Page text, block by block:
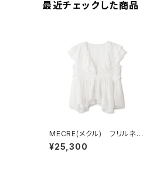
最近チェックした商品
MECRE(メクル) フリルネッ
クフロントホックブラウス
¥25,300